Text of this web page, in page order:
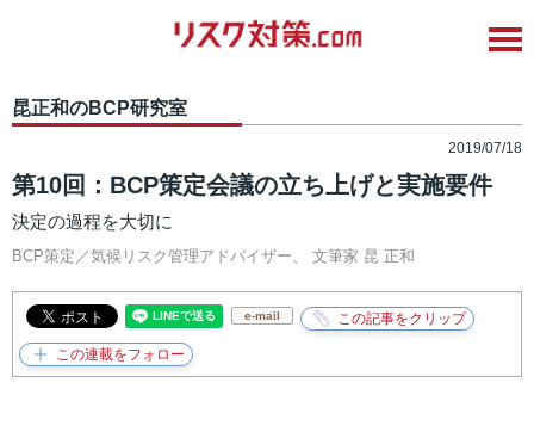
昆正和のBCP研究室
2019/07/18
第10回：BCP策定会議の立ち上げと実施要件
決定の過程を大切に
BCP策定／気候リスク管理アドバイザー、 文筆家 昆 正和
e-mail